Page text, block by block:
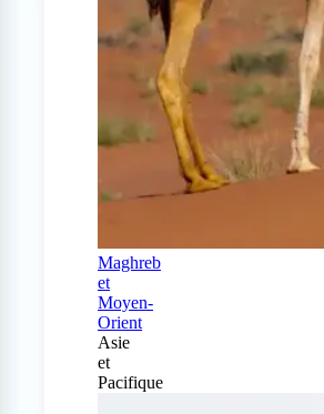
Maghreb
et
Moyen-
Orient
Asie
et
Pacifique